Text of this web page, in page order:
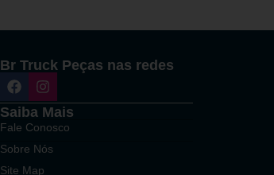
Br Truck Peças nas redes
Saiba Mais
Fale Conosco
Sobre Nós
Site Map